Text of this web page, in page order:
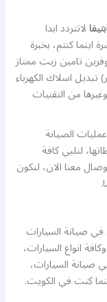
لاتتردد ابدا
اينما كنتم، بخبرة
تامين زيت ممتاز
تبديل اسلاك الكهرباء
من التقنيات
الصيانة
لنلبي كافة
معنا الان، لنكون
صيانة السيارات
وكافة انواع السيارات،
السيارات،
كنت في الكويت.